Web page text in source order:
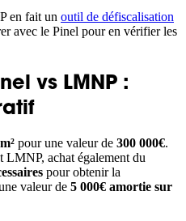
en fait un outil de défiscalisation
avec le Pinel pour en vérifier les
vs LMNP :
pour une valeur de 300 000€.
LMNP, achat également du
pour obtenir la
valeur de 5 000€ amortie sur